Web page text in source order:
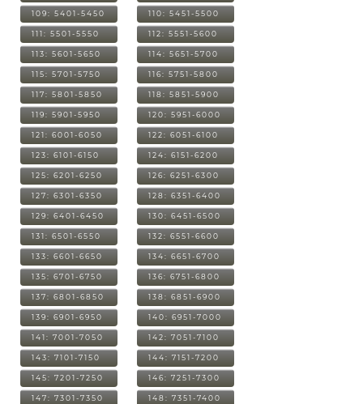
109: 5401-5450 110: 5451-5500
111: 5501-5550 112: 5551-5600
113: 5601-5650 114: 5651-5700
115: 5701-5750 116: 5751-5800
117: 5801-5850 118: 5851-5900
119: 5901-5950 120: 5951-6000
121: 6001-6050 122: 6051-6100
123: 6101-6150 124: 6151-6200
125: 6201-6250 126: 6251-6300
127: 6301-6350 128: 6351-6400
129: 6401-6450 130: 6451-6500
131: 6501-6550 132: 6551-6600
133: 6601-6650 134: 6651-6700
135: 6701-6750 136: 6751-6800
137: 6801-6850 138: 6851-6900
139: 6901-6950 140: 6951-7000
141: 7001-7050 142: 7051-7100
143: 7101-7150 144: 7151-7200
145: 7201-7250 146: 7251-7300
147: 7301-7350 148: 7351-7400